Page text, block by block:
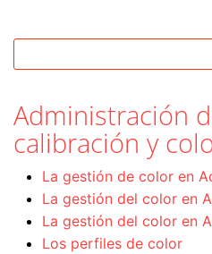
Administración
calibración y
La gestión de color en
La gestión del color en
La gestión del color en
Los perfiles de color